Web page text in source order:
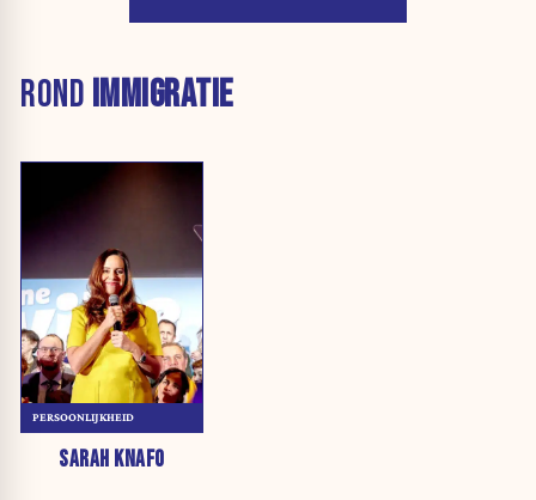
ROND IMMIGRATIE
SARAH KNAFO
PERSOONLIJKHEID